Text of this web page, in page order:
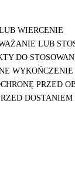
WIERCENIE
LUB
DO
PRZED